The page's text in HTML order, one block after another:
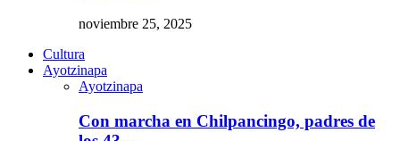
noviembre 25, 2025
Cultura
Ayotzinapa
Ayotzinapa
Con marcha en Chilpancingo, padres de